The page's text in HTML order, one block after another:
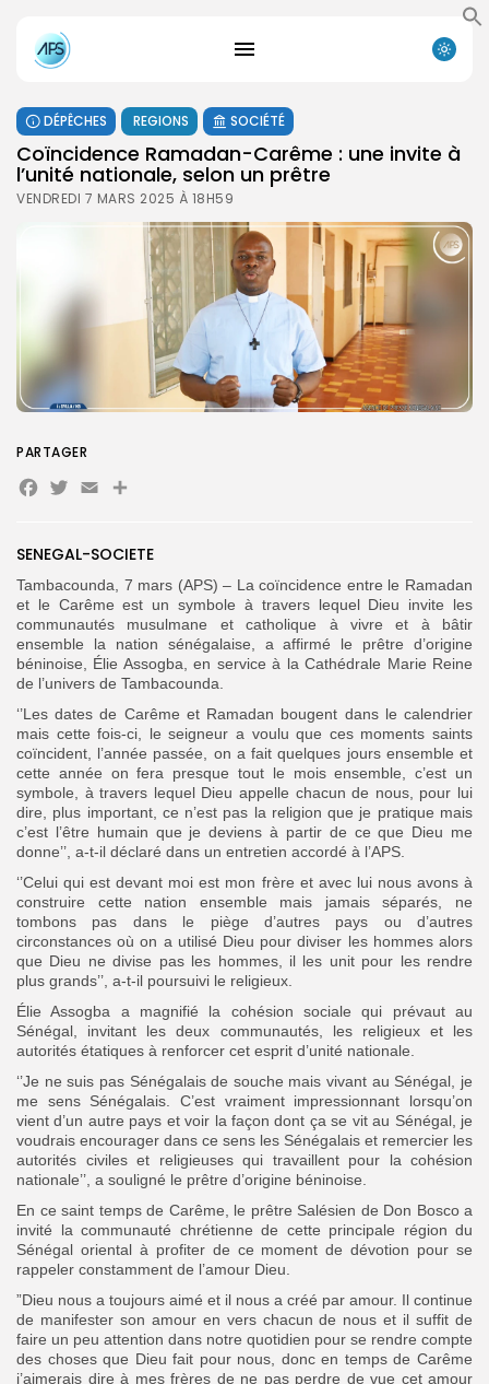
Search
for:
Search
Button
FR
DÉPÊCHES REGIONS SOCIÉTÉ
Coïncidence Ramadan-Carême : une invite à
l’unité nationale, selon un prêtre
VENDREDI 7 MARS 2025 À 18H59
SENEGAL-SOCIETE
Tambacounda, 7 mars (APS) – La coïncidence entre le Ramadan
et le Carême est un symbole à travers lequel Dieu invite les
communautés musulmane et catholique à vivre et à bâtir
ensemble la nation sénégalaise, a affirmé le prêtre d’origine
béninoise, Élie Assogba, en service à la Cathédrale Marie Reine
de l’univers de Tambacounda.
‘’Les dates de Carême et Ramadan bougent dans le calendrier
mais cette fois-ci, le seigneur a voulu que ces moments saints
coïncident, l’année passée, on a fait quelques jours ensemble et
cette année on fera presque tout le mois ensemble, c’est un
symbole, à travers lequel Dieu appelle chacun de nous, pour lui
dire, plus important, ce n’est pas la religion que je pratique mais
c’est l’être humain que je deviens à partir de ce que Dieu me
donne’’, a-t-il déclaré dans un entretien accordé à l’APS.
‘’Celui qui est devant moi est mon frère et avec lui nous avons à
construire cette nation ensemble mais jamais séparés, ne
tombons pas dans le piège d’autres pays ou d’autres
circonstances où on a utilisé Dieu pour diviser les hommes alors
que Dieu ne divise pas les hommes, il les unit pour les rendre
plus grands’’, a-t-il poursuivi le religieux.
Élie Assogba a magnifié la cohésion sociale qui prévaut au
Sénégal, invitant les deux communautés, les religieux et les
autorités étatiques à renforcer cet esprit d’unité nationale.
‘’Je ne suis pas Sénégalais de souche mais vivant au Sénégal, je
me sens Sénégalais. C’est vraiment impressionnant lorsqu’on
vient d’un autre pays et voir la façon dont ça se vit au Sénégal, je
voudrais encourager dans ce sens les Sénégalais et remercier les
autorités civiles et religieuses qui travaillent pour la cohésion
nationale’’, a souligné le prêtre d’origine béninoise.
En ce saint temps de Carême, le prêtre Salésien de Don Bosco a
invité la communauté chrétienne de cette principale région du
Sénégal oriental à profiter de ce moment de dévotion pour se
rappeler constamment de l’amour Dieu.
”Dieu nous a toujours aimé et il nous a créé par amour. Il continue
de manifester son amour en vers chacun de nous et il suffit de
faire un peu attention dans notre quotidien pour se rendre compte
des choses que Dieu fait pour nous, donc en temps de Carême
j’aimerais dire à mes frères de ne pas perdre de vue cet amour
PARTAGER
Facebook
Twitter
EmailPartager